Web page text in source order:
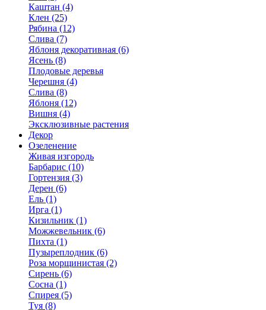
Каштан (4)
Клен (25)
Рябина (12)
Слива (7)
Яблоня декоративная (6)
Ясень (8)
Плодовые деревья
Черешня (4)
Слива (8)
Яблоня (12)
Вишня (4)
Эксклюзивные растения
Декор
Озеленение
Живая изгородь
Барбарис (10)
Гортензия (3)
Дерен (6)
Ель (1)
Ирга (1)
Кизильник (1)
Можжевельник (6)
Пихта (1)
Пузыреплодник (6)
Роза морщинистая (2)
Сирень (6)
Сосна (1)
Спирея (5)
Туя (8)